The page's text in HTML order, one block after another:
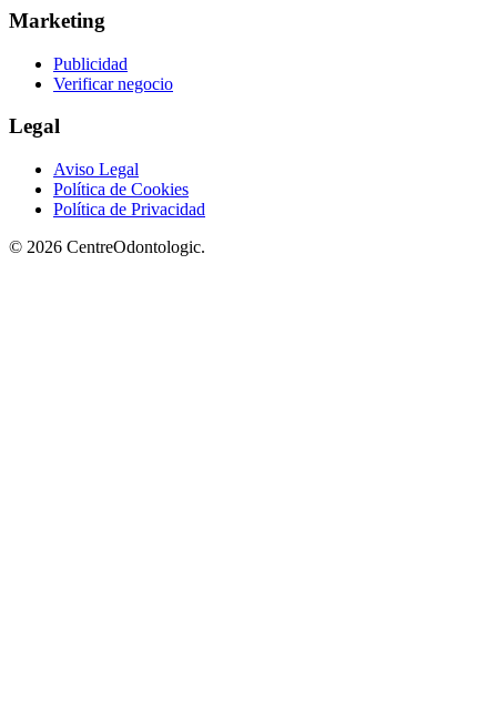
Marketing
Publicidad
Verificar negocio
Legal
Aviso Legal
Política de Cookies
Política de Privacidad
© 2026 CentreOdontologic.